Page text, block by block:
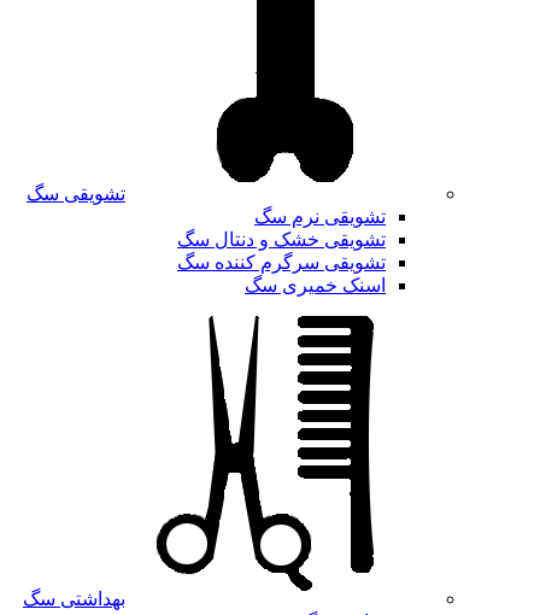
تشویقی سگ
تشویقی نرم سگ
تشویقی خشک و دنتال سگ
تشویقی سرگرم کننده سگ
اسنک خمیری سگ
بهداشتی سگ